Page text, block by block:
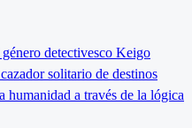
detectivesco Keigo
solitario de destinos
humanidad a través de la lógica